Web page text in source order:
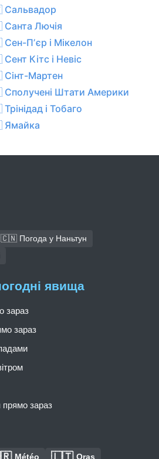
Лючія
Пʼєр і Мікелон
Кітс і Невіс
Мартен
Штати Америки
і Тобаго
🇨🇳 Погода у Наньтун
явища
зараз
зараз
прямо зараз
Météo Oras